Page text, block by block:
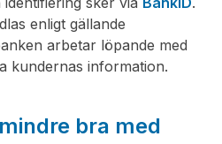
enligt gällande
arbetar löpande med
kundernas information.
bra med